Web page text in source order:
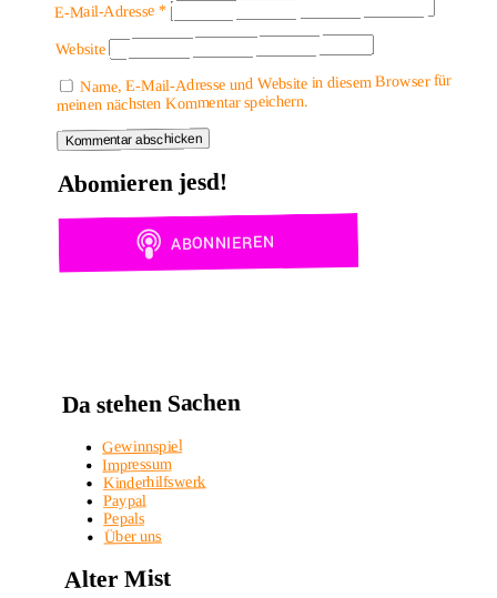
E-Mail-Adresse *
Website
Name, E-Mail-Adresse und Website in diesem Browser für
meinen nächsten Kommentar speichern.
Abomieren jesd!
Da stehen Sachen
Gewinnspiel
Impressum
Kinderhilfswerk
Paypal
Pepals
Über uns
Alter Mist